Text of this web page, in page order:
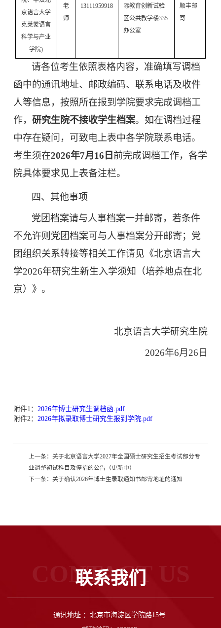
京语言大学
克莱蒙语言
科学与产业
学院)
老
师
13111959918
际教育创新试验
区公共教学楼335
办公室
顺丰邮
寄
请各位考生依照表格内容，准确填写调档
函中的通讯地址、邮政编码、联系电话及收件
人等信息，按照所在报到学院要求完成调档工
作， 研究生院不接收学生档案。如在调档过程
中存在疑问，可致电上表中各学院联系电话。
考生须在2026年7月16日 前完成调档工作，各学
院具体要求见上表备注栏。
四、其他事项
党团档案请与人事档案一并邮寄，若条件
不允许则党团档案可与人事档案分开邮寄；党
团组织关系转接等相关工作请见 《北京语言大
学2026年研究生新生入学须知（培养地点在北
京） 》 。
北京语言大学研究生院
2026年6月26日
附件1： 2026年博士研究生调档函.pdf
附件2： 2026年拟录取博士研究生报到学院.pdf
上一条： 关于北京语言大学2027年全国硕士研究生招生考试部分专
业调整初试科目及停招的公告（更新中）
下一条： 关于确认2026年博士生录取通知书邮寄地址的通知
联系我们
CONTACT US
通讯地址 ：北京市海淀区学院路15号